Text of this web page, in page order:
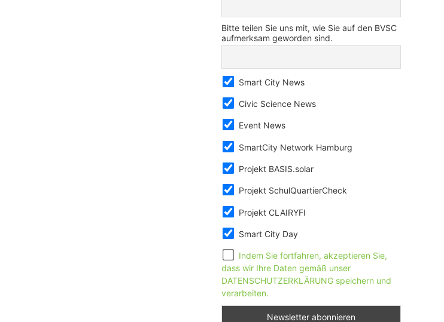
Bitte teilen Sie uns mit, wie Sie auf den BVSC
aufmerksam geworden sind.
Smart City News
Civic Science News
Event News
SmartCity Network Hamburg
Projekt BASIS.solar
Projekt SchulQuartierCheck
Projekt CLAIRYFI
Smart City Day
Indem Sie fortfahren, akzeptieren Sie,
dass wir Ihre Daten gemäß unser
DATENSCHUTZERKLÄRUNG speichern und
verarbeiten.